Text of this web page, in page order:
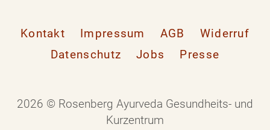
Kontakt Impressum AGB
Widerruf
Datenschutz
Jobs Presse
2026 © Rosenberg Ayurveda Gesundheits- und
Kurzentrum